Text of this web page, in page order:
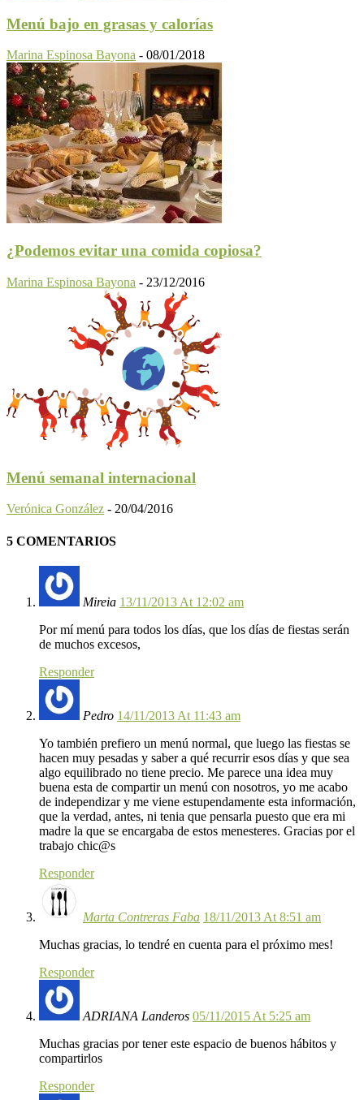
Menú bajo en grasas y calorías
Marina Espinosa Bayona - 08/01/2018
¿Podemos evitar una comida copiosa?
Marina Espinosa Bayona - 23/12/2016
Menú semanal internacional
Verónica González - 20/04/2016
5 COMENTARIOS
Mireia 13/11/2013 At 12:02 am
Por mí menú para todos los días, que los días de fiestas serán
de muchos excesos,
Responder
Pedro 14/11/2013 At 11:43 am
Yo también prefiero un menú normal, que luego las fiestas se
hacen muy pesadas y saber a qué recurrir esos días y que sea
algo equilibrado no tiene precio. Me parece una idea muy
buena esta de compartir un menú con nosotros, yo me acabo
de independizar y me viene estupendamente esta información,
que la verdad, antes, ni tenia que pensarla puesto que era mi
madre la que se encargaba de estos menesteres. Gracias por el
trabajo chic@s
Responder
Marta Contreras Faba 18/11/2013 At 8:51 am
Muchas gracias, lo tendré en cuenta para el próximo mes!
Responder
ADRIANA Landeros 05/11/2015 At 5:25 am
Muchas gracias por tener este espacio de buenos hábitos y
compartirlos
Responder